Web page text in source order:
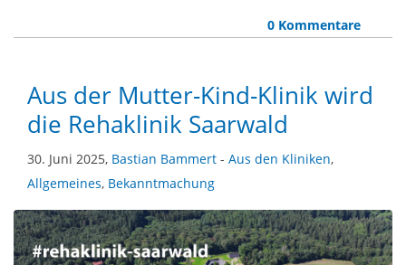
0 Kommentare
Aus der Mutter-Kind-Klinik wird
die Rehaklinik Saarwald
30. Juni 2025, Bastian Bammert - Aus den Kliniken,
Allgemeines, Bekanntmachung